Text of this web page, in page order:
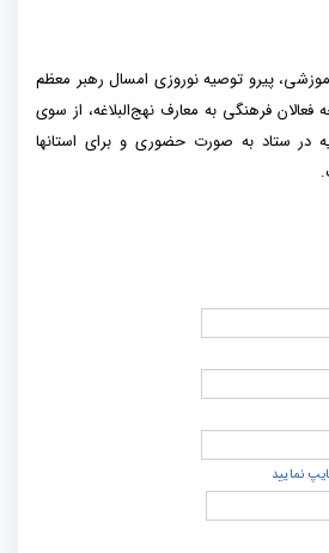
پیرو توصیه نوروزی امسال رهبر معظم
فرهنگی به معارف نهج‌البلاغه، از سوی
در ستاد به صورت حضوری و برای استانها
نمایید